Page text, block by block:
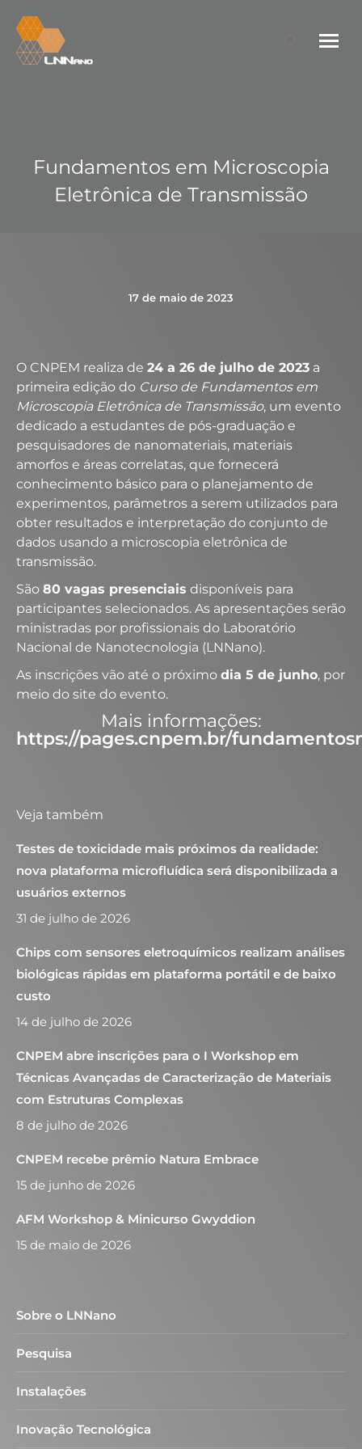
Search:
Fundamentos em Microscopia
Eletrônica de Transmissão
17 de maio de 2023
O CNPEM realiza de 24 a 26 de julho de 2023 a
primeira edição do Curso de Fundamentos em
Microscopia Eletrônica de Transmissão, um evento
dedicado a estudantes de pós-graduação e
pesquisadores de nanomateriais, materiais
amorfos e áreas correlatas, que fornecerá
conhecimento básico para o planejamento de
experimentos, parâmetros a serem utilizados para
obter resultados e interpretação do conjunto de
dados usando a microscopia eletrônica de
transmissão.
São 80 vagas presenciais disponíveis para
participantes selecionados. As apresentações serão
ministradas por profissionais do Laboratório
Nacional de Nanotecnologia (LNNano).
As inscrições vão até o próximo dia 5 de junho, por
meio do site do evento.
Mais informações:
https://pages.cnpem.br/
Veja também
Testes de toxicidade mais próximos da realidade:
nova plataforma microfluídica será disponibilizada a
usuários externos
31 de julho de 2026
Chips com sensores eletroquímicos realizam análises
biológicas rápidas em plataforma portátil e de baixo
custo
14 de julho de 2026
CNPEM abre inscrições para o I Workshop em
Técnicas Avançadas de Caracterização de Materiais
com Estruturas Complexas
8 de julho de 2026
CNPEM recebe prêmio Natura Embrace
15 de junho de 2026
AFM Workshop & Minicurso Gwyddion
15 de maio de 2026
Sobre o LNNano
Pesquisa
Instalações
Inovação Tecnológica